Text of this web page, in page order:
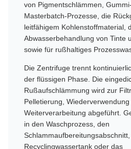
von Pigmentschlämmen,
Masterbatch-Prozesse, die
leitfähigem Kohlenstoffmaterial,
Abwasserbehandlung von Tinte
sowie für rußhaltiges
Die Zentrifuge trennt
der flüssigen Phase. Die
Rußaufschlämmung wird zur
Pelletierung,
Weiterverarbeitung abgeführt.
in den Waschprozess, den
Recyclingwassertank oder das